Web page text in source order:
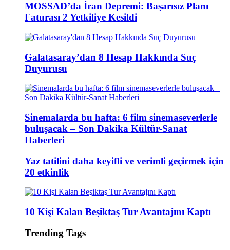
MOSSAD’da İran Depremi: Başarısız Planı
Faturası 2 Yetkiliye Kesildi
Galatasaray’dan 8 Hesap Hakkında Suç
Duyurusu
Sinemalarda bu hafta: 6 film sinemaseverlerle
buluşacak – Son Dakika Kültür-Sanat
Haberleri
Yaz tatilini daha keyifli ve verimli geçirmek için
20 etkinlik
10 Kişi Kalan Beşiktaş Tur Avantajını Kaptı
Trending Tags